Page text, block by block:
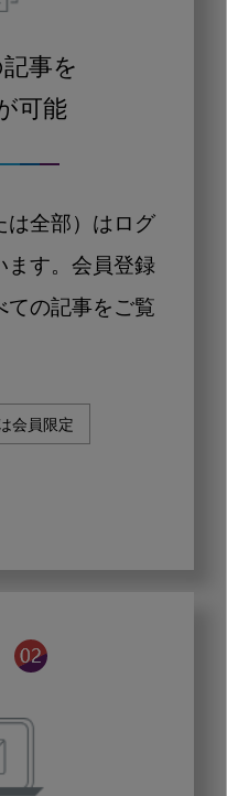
事を
可能
は全部）はログ
ます。会員登録
ての記事をご覧
会員限定